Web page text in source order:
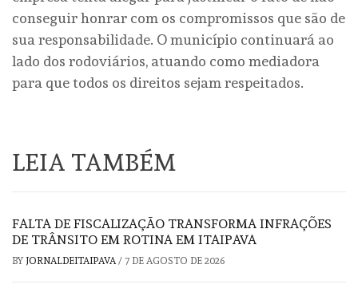
conseguir honrar com os compromissos que são de
sua responsabilidade. O município continuará ao
lado dos rodoviários, atuando como mediadora
para que todos os direitos sejam respeitados.
LEIA TAMBÉM
FALTA DE FISCALIZAÇÃO TRANSFORMA INFRAÇÕES
DE TRÂNSITO EM ROTINA EM ITAIPAVA
BY JORNALDEITAIPAVA / 7 DE AGOSTO DE 2026